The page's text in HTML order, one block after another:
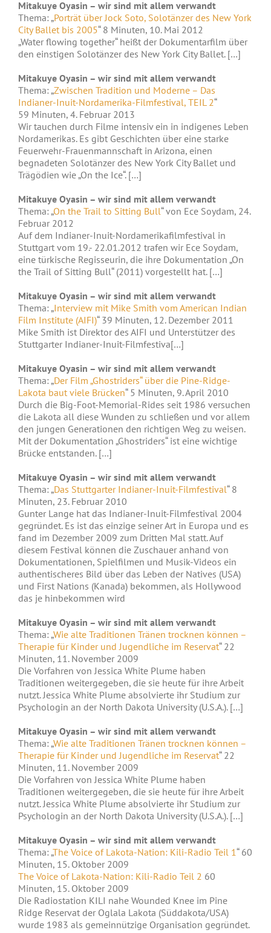
Mitakuye Oyasin – wir sind mit allem verwandt
Thema: „Porträt über Jock Soto, Solotänzer des New York
City Ballet bis 2005“ 8 Minuten, 10. Mai 2012
„Water flowing together“ heißt der Dokumentarfilm über
den einstigen Solotänzer des New York City Ballet. […]
Mitakuye Oyasin – wir sind mit allem verwandt
Thema: „Zwischen Tradition und Moderne – Das
Indianer-Inuit-Nordamerika-Filmfestival, TEIL 2“
59 Minuten, 4. Februar 2013
Wir tauchen durch Filme intensiv ein in indigenes Leben
Nordamerikas. Es gibt Geschichten über eine starke
Feuerwehr-Frauenmannschaft in Arizona, einen
begnadeten Solotänzer des New York City Ballet und
Trägödien wie „On the Ice“. […]
Mitakuye Oyasin – wir sind mit allem verwandt
Thema: „On the Trail to Sitting Bull“ von Ece Soydam, 24.
Februar 2012
Auf dem Indianer-Inuit-Nordamerikafilmfestival in
Stuttgart vom 19.- 22.01.2012 trafen wir Ece Soydam,
eine türkische Regisseurin, die ihre Dokumentation „On
the Trail of Sitting Bull“ (2011) vorgestellt hat. […]
Mitakuye Oyasin – wir sind mit allem verwandt
Thema: „Interview mit Mike Smith vom American Indian
Film Institute (AIFI)“ 39 Minuten, 12. Dezember 2011
Mike Smith ist Direktor des AIFI und Unterstützer des
Stuttgarter Indianer-Inuit-Filmfestiva[…]
Mitakuye Oyasin – wir sind mit allem verwandt
Thema: „Der Film „Ghostriders“ über die Pine-Ridge-
Lakota baut viele Brücken“ 5 Minuten, 9. April 2010
Durch die Big-Foot-Memorial-Rides seit 1986 versuchen
die Lakota all diese Wunden zu schließen und vor allem
den jungen Generationen den richtigen Weg zu weisen.
Mit der Dokumentation „Ghostriders“ ist eine wichtige
Brücke entstanden. […]
Mitakuye Oyasin – wir sind mit allem verwandt
Thema: „Das Stuttgarter Indianer-Inuit-Filmfestival“ 8
Minuten, 23. Februar 2010
Gunter Lange hat das Indianer-Inuit-Filmfestival 2004
gegründet. Es ist das einzige seiner Art in Europa und es
fand im Dezember 2009 zum Dritten Mal statt. Auf
diesem Festival können die Zuschauer anhand von
Dokumentationen, Spielfilmen und Musik-Videos ein
authentischeres Bild über das Leben der Natives (USA)
und First Nations (Kanada) bekommen, als Hollywood
das je hinbekommen wird
Mitakuye Oyasin – wir sind mit allem verwandt
Thema: „Wie alte Traditionen Tränen trocknen können –
Therapie für Kinder und Jugendliche im Reservat“ 22
Minuten, 11. November 2009
Die Vorfahren von Jessica White Plume haben
Traditionen weitergegeben, die sie heute für ihre Arbeit
nutzt. Jessica White Plume absolvierte ihr Studium zur
Psychologin an der North Dakota University (U.S.A.). […]
Mitakuye Oyasin – wir sind mit allem verwandt
Thema: „Wie alte Traditionen Tränen trocknen können –
Therapie für Kinder und Jugendliche im Reservat“ 22
Minuten, 11. November 2009
Die Vorfahren von Jessica White Plume haben
Traditionen weitergegeben, die sie heute für ihre Arbeit
nutzt. Jessica White Plume absolvierte ihr Studium zur
Psychologin an der North Dakota University (U.S.A.). […]
Mitakuye Oyasin – wir sind mit allem verwandt
Thema: „The Voice of Lakota-Nation: Kili-Radio Teil 1“ 60
Minuten, 15. Oktober 2009
The Voice of Lakota-Nation: Kili-Radio Teil 2 60
Minuten, 15. Oktober 2009
Die Radiostation KILI nahe Wounded Knee im Pine
Ridge Reservat der Oglala Lakota (Süddakota/USA)
wurde 1983 als gemeinnützige Organisation gegründet.